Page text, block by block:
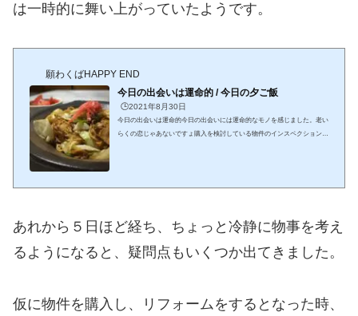
は一時的に舞い上がっていたようです。
願わくばHAPPY END
今日の出会いは運命的 / 今日の夕ご飯
🕒️2021年8月30日
今日の出会いは運命的今日の出会いには運命的なモノを感じました。老い
らくの恋じゃあないですょ購入を検討している物件のインスペクションの
まメモそれを何カ所も緻密にメモをとってくださり、次回までにプランを
あれから５日ほど経ち、ちょっと冷静に物事を考え
るようになると、疑問点もいくつか出てきました。
仮に物件を購入し、リフォームをするとなった時、